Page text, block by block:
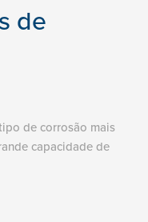
de
de corrosão mais
capacidade de